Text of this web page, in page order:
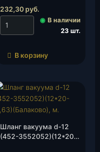
232,30 руб.
◉ В наличии
23 шт.
В корзину
Шланг вакуума d-12
(452-3552052)(12*20-